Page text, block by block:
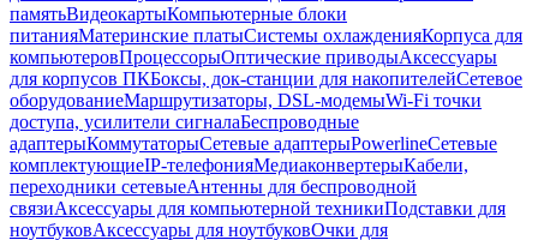
памятьВидеокартыКомпьютерные блоки
питанияМатеринские платыСистемы охлажденияКорпуса для
компьютеровПроцессорыОптические приводыАксессуары
для корпусов ПКБоксы, док-станции для накопителейСетевое
оборудованиеМаршрутизаторы, DSL-модемыWi-Fi точки
доступа, усилители сигналаБеспроводные
адаптерыКоммутаторыСетевые адаптерыPowerlineСетевые
комплектующиеIP-телефонияМедиаконвертерыКабели,
переходники сетевыеАнтенны для беспроводной
связиАксессуары для компьютерной техникиПодставки для
ноутбуковАксессуары для ноутбуковОчки для